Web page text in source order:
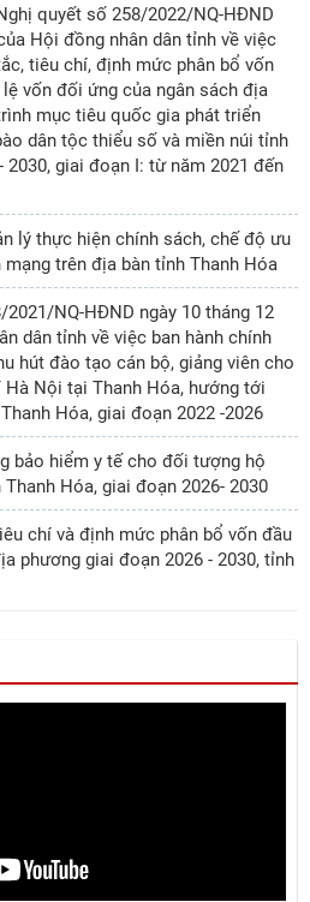
quyết số 258/2022/NQ-HĐND
Hội đồng nhân dân tỉnh về việc
tiêu chí, định mức phân bổ vốn
vốn đối ứng của ngân sách địa
mục tiêu quốc gia phát triển
dân tộc thiểu số và miền núi tỉnh
2030, giai đoạn I: từ năm 2021 đến
lý thực hiện chính sách, chế độ ưu
trên địa bàn tỉnh Thanh Hóa
NQ-HĐND ngày 10 tháng 12
dân tỉnh về việc ban hành chính
hút đào tạo cán bộ, giảng viên cho
Nội tại Thanh Hóa, hướng tới
Hóa, giai đoạn 2022 -2026
bảo hiểm y tế cho đối tượng hộ
Hóa, giai đoạn 2026- 2030
chí và định mức phân bổ vốn đầu
phương giai đoạn 2026 - 2030, tỉnh